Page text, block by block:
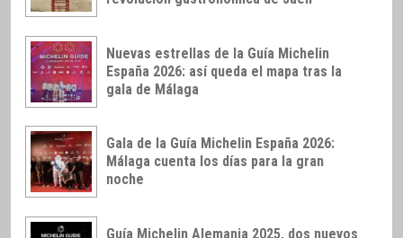
Nuevas estrellas de la Guía Michelin
España 2026: así queda el mapa tras la
gala de Málaga
Gala de la Guía Michelin España 2026:
Málaga cuenta los días para la gran
noche
Guía Michelin Alemania 2025, dos nuevos